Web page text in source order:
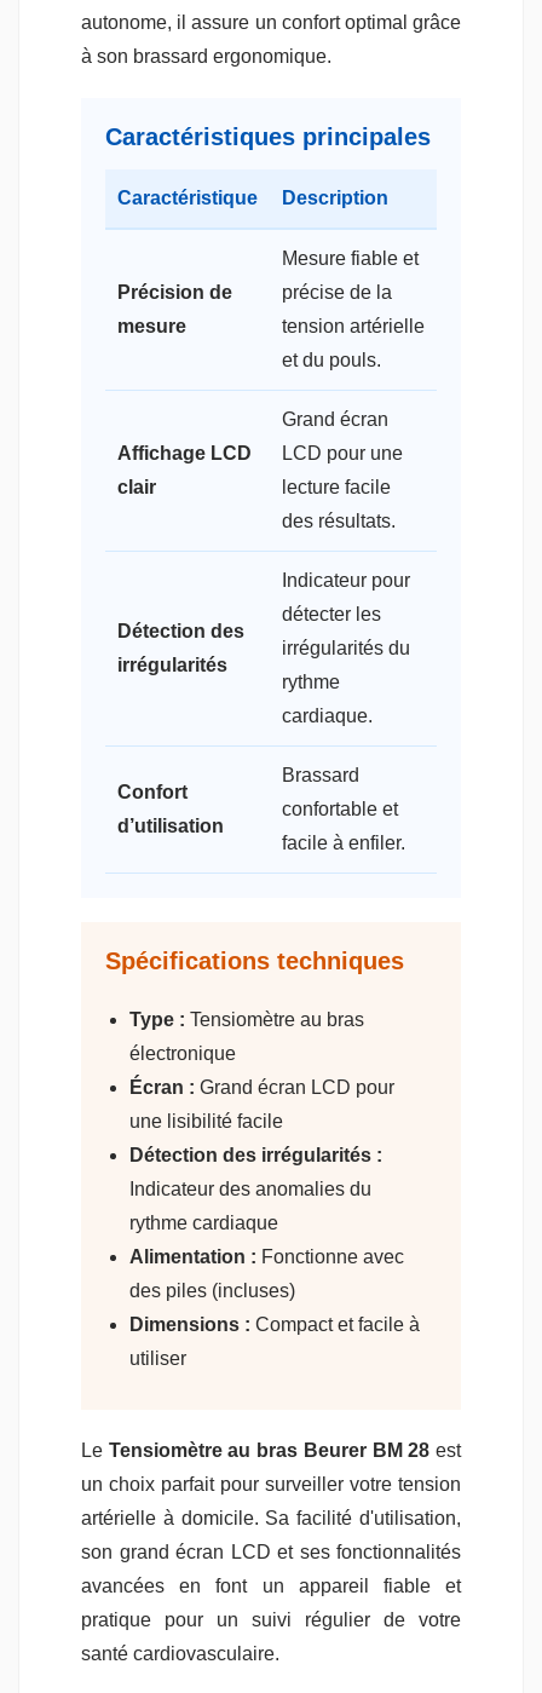
autonome, il assure un confort optimal grâce
à son brassard ergonomique.
Caractéristiques principales
Caractéristique Description
Précision de
mesure
Mesure fiable et
précise de la
tension artérielle
et du pouls.
Affichage LCD
clair
Grand écran
LCD pour une
lecture facile
des résultats.
Détection des
irrégularités
Indicateur pour
détecter les
irrégularités du
rythme
cardiaque.
Confort
d’utilisation
Brassard
confortable et
facile à enfiler.
Spécifications techniques
Type : Tensiomètre au bras
électronique
Écran : Grand écran LCD pour
une lisibilité facile
Détection des irrégularités :
Indicateur des anomalies du
rythme cardiaque
Alimentation : Fonctionne avec
des piles (incluses)
Dimensions : Compact et facile à
utiliser
Le Tensiomètre au bras Beurer BM 28 est
un choix parfait pour surveiller votre tension
artérielle à domicile. Sa facilité d'utilisation,
son grand écran LCD et ses fonctionnalités
avancées en font un appareil fiable et
pratique pour un suivi régulier de votre
santé cardiovasculaire.